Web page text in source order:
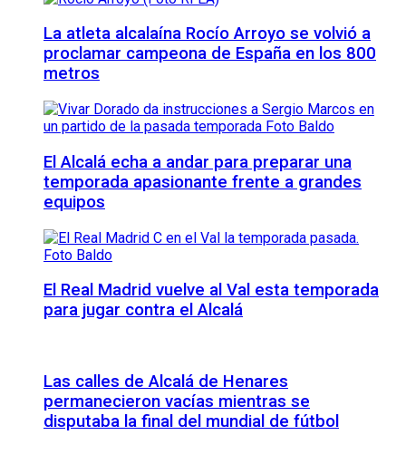
La atleta alcalaína Rocío Arroyo se volvió a
proclamar campeona de España en los 800
metros
El Alcalá echa a andar para preparar una
temporada apasionante frente a grandes
equipos
El Real Madrid vuelve al Val esta temporada
para jugar contra el Alcalá
Las calles de Alcalá de Henares
permanecieron vacías mientras se
disputaba la final del mundial de fútbol